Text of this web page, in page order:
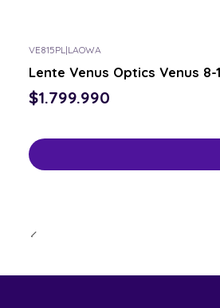
VE815PL|LAOWA
Lente Venus Optics Venus
$1.799.990